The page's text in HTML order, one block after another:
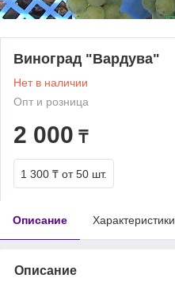
Виноград "Вардува"
Нет в наличии
Опт и розница
2 000 ₸
1 300 ₸ от 50 шт.
Описание Характеристики
Описание